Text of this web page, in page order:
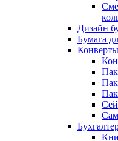
Дизайн
Бумага